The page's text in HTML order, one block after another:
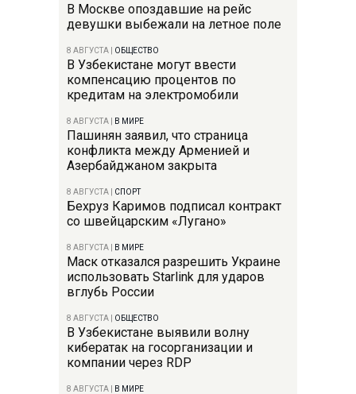
В Москве опоздавшие на рейс
девушки выбежали на летное поле
8 АВГУСТА ОБЩЕСТВО
В Узбекистане могут ввести
компенсацию процентов по
кредитам на электромобили
8 АВГУСТА В МИРЕ
Пашинян заявил, что страница
конфликта между Арменией и
Азербайджаном закрыта
8 АВГУСТА СПОРТ
Бехруз Каримов подписал контракт
со швейцарским «Лугано»
8 АВГУСТА В МИРЕ
Маск отказался разрешить Украине
использовать Starlink для ударов
вглубь России
8 АВГУСТА ОБЩЕСТВО
В Узбекистане выявили волну
кибератак на госорганизации и
компании через RDP
8 АВГУСТА В МИРЕ